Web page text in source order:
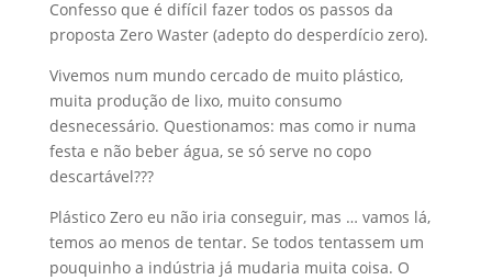
Confesso que é difícil fazer todos os passos da
proposta Zero Waster (adepto do desperdício zero).
Vivemos num mundo cercado de muito plástico,
muita produção de lixo, muito consumo
desnecessário. Questionamos: mas como ir numa
festa e não beber água, se só serve no copo
descartável???
Plástico Zero eu não iria conseguir, mas … vamos lá,
temos ao menos de tentar. Se todos tentassem um
pouquinho a indústria já mudaria muita coisa. O